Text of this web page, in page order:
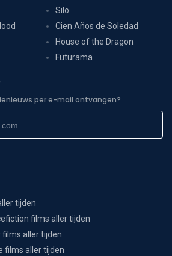
Silo
Cien Años de Soledad
House of the Dragon
Futurama
per e-mail ontvangen?
tijden
films aller tijden
films aller tijden
films aller tijden